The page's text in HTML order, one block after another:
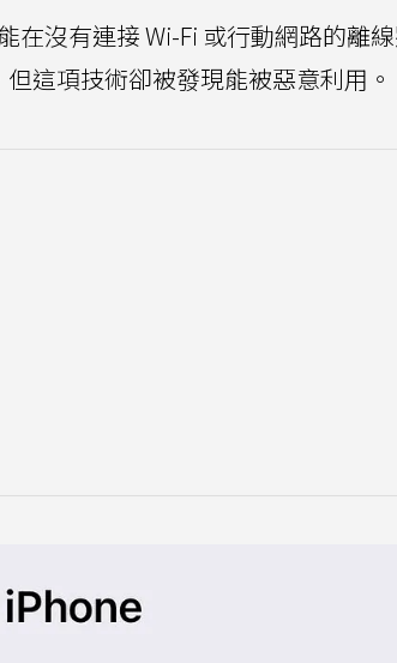
在沒有連接 Wi-Fi 或行動網路的離
這項技術卻被發現能被惡意利用。